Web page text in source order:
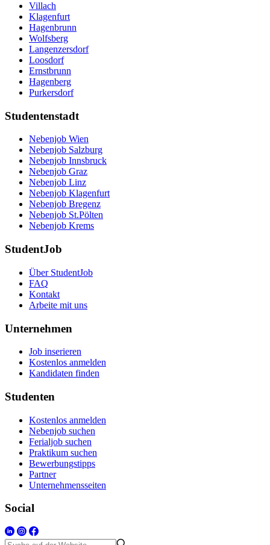
Villach
Klagenfurt
Hagenbrunn
Wolfsberg
Langenzersdorf
Loosdorf
Ernstbrunn
Hagenberg
Purkersdorf
Studentenstadt
Nebenjob Wien
Nebenjob Salzburg
Nebenjob Innsbruck
Nebenjob Graz
Nebenjob Linz
Nebenjob Klagenfurt
Nebenjob Bregenz
Nebenjob St.Pölten
Nebenjob Krems
StudentJob
Über StudentJob
FAQ
Kontakt
Arbeite mit uns
Unternehmen
Job inserieren
Kostenlos anmelden
Kandidaten finden
Studenten
Kostenlos anmelden
Nebenjob suchen
Ferialjob suchen
Praktikum suchen
Bewerbungstipps
Partner
Unternehmensseiten
Social